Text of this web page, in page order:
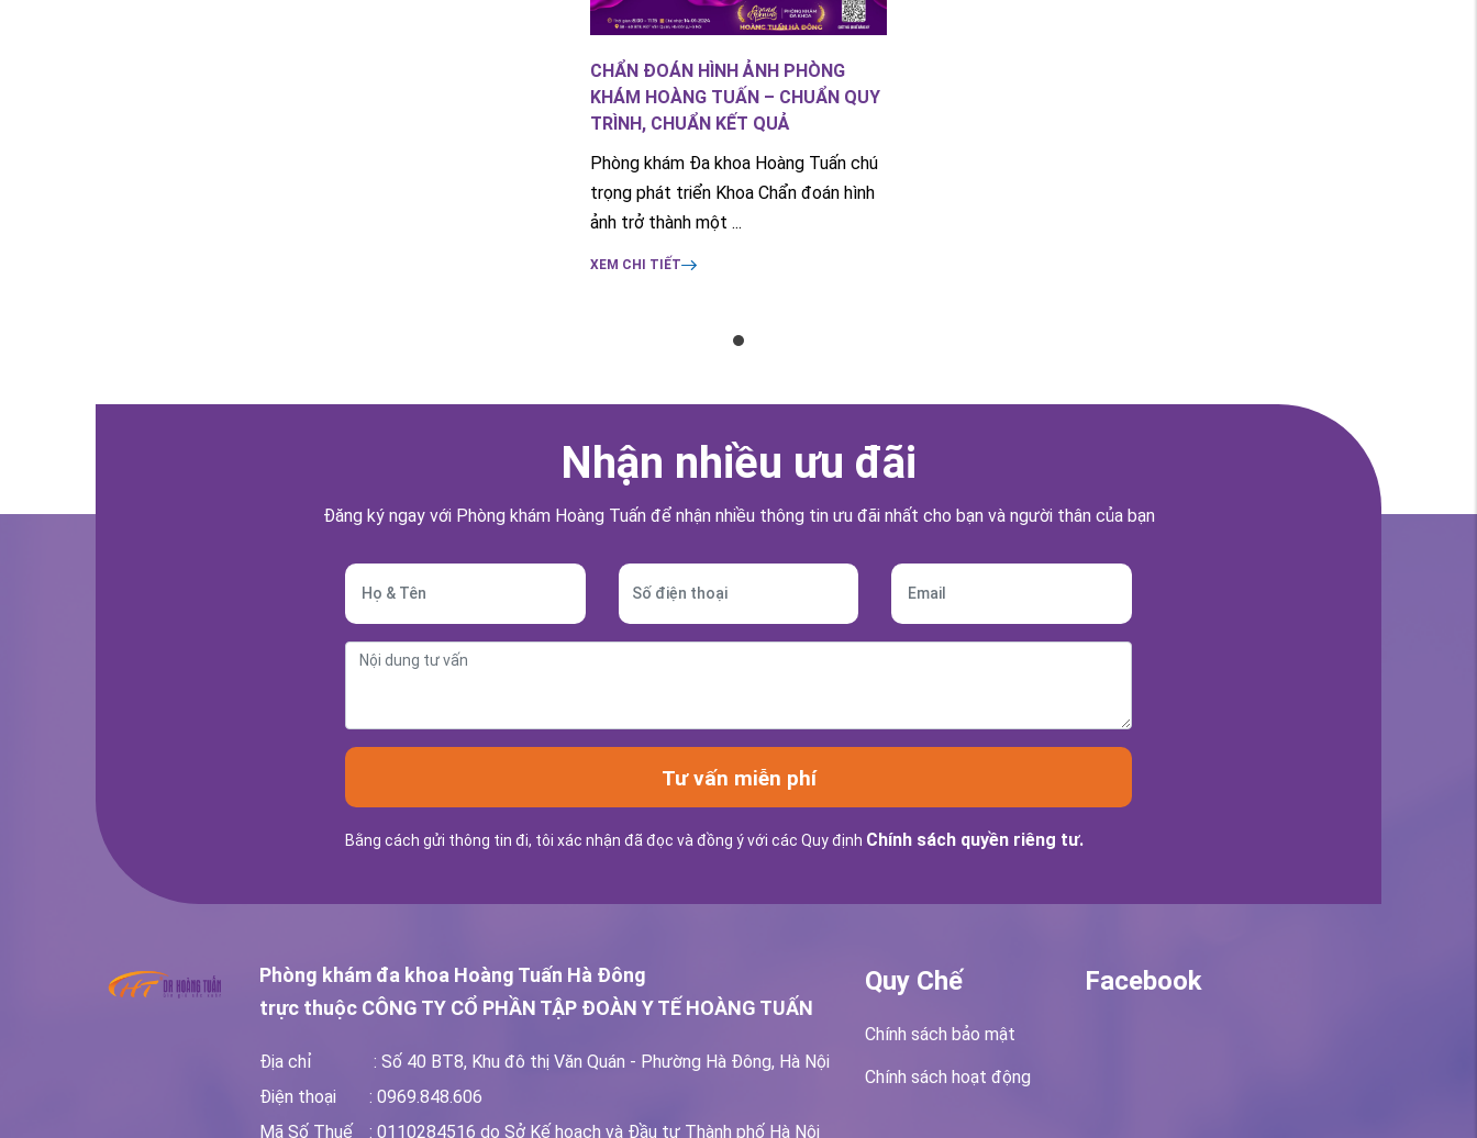
CHẨN ĐOÁN HÌNH ẢNH PHÒNG
KHÁM HOÀNG TUẤN – CHUẨN QUY
TRÌNH, CHUẨN KẾT QUẢ
Phòng khám Đa khoa Hoàng Tuấn chú
trọng phát triển Khoa Chẩn đoán hình
ảnh trở thành một ...
XEM CHI TIẾT
Nhận nhiều ưu đãi
Đăng ký ngay với Phòng khám Hoàng Tuấn để nhận nhiều thông tin ưu đãi nhất cho bạn và người thân của bạn
Tư vấn miễn phí
Bằng cách gửi thông tin đi, tôi xác nhận đã đọc và đồng ý với các Quy định Chính sách quyền riêng tư.
Phòng khám đa khoa Hoàng Tuấn Hà Đông
trực thuộc CÔNG TY CỔ PHẦN TẬP ĐOÀN Y TẾ HOÀNG TUẤN
Địa chỉ
: Số 40 BT8, Khu đô thị Văn Quán - Phường Hà Đông, Hà Nội
Điện thoại
: 0969.848.606
Mã Số Thuế
: 0110284516 do Sở Kế hoạch và Đầu tư Thành phố Hà Nội
Quy Chế
Chính sách bảo mật
Chính sách hoạt động
Facebook